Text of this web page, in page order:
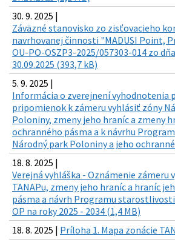
30. 9. 2025 |
Záväzné stanovisko zo zisťovacieho
navrhovanej činnosti "MADUSI Point,
OU-PO-OSZP3-2025/057303-014 zo
30.09.2025 (393,7 kB)
5. 9. 2025 |
Informácia o zverejnení vyhodnotenia
pripomienok k zámeru vyhlásiť zóny
Poloniny, zmeny jeho hraníc a zmeny
ochranného pásma a k návrhu
Národný park Poloniny a jeho
18. 8. 2025 |
Verejná vyhláška - Oznámenie zámeru
TANAPu, zmeny jeho hraníc a hraníc
pásma a návrh Programu starostlivosti
OP na roky 2025 - 2034 (1,4 MB)
18. 8. 2025 | Príloha 1. Mapa zonácie